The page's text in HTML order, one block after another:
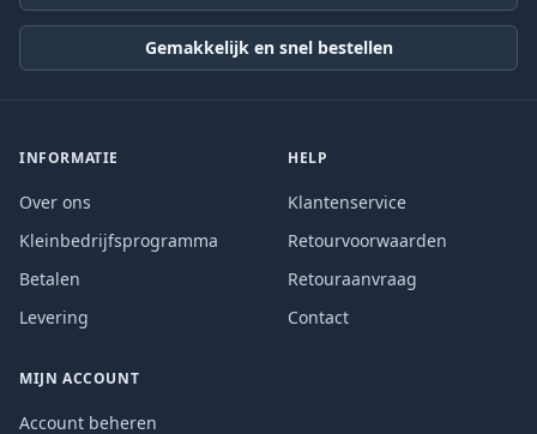
Gemakkelijk en snel bestellen
INFORMATIE
Over ons
Kleinbedrijfsprogramma
Betalen
Levering
HELP
Klantenservice
Retourvoorwaarden
Retouraanvraag
Contact
MIJN ACCOUNT
Account beheren